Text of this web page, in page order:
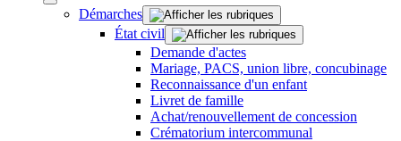
Démarches
État civil
Demande d'actes
Mariage, PACS, union libre, concubinage
Reconnaissance d'un enfant
Livret de famille
Achat/renouvellement de concession
Crématorium intercommunal